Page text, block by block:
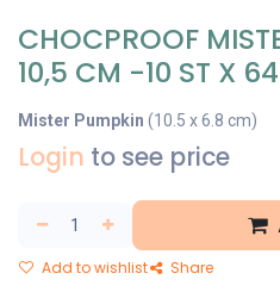
CHOCPROOF
10,5 CM -10 ST X
Mister Pumpkin (10.5 x 6.8 cm)
Login to see price
Add to wishlist Share